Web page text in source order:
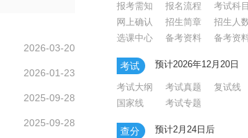
2026-03-20
2026-01-23
2025-09-28
2025-09-28
报考需知 报名流程
考试科目
网上确认
招生简章
招生人
选课中心
备考资料 备考资
考试 预计2026年12月20日
考试大纲 考试真题
复试线
国家线
考试专题
查分 预计2月24日后